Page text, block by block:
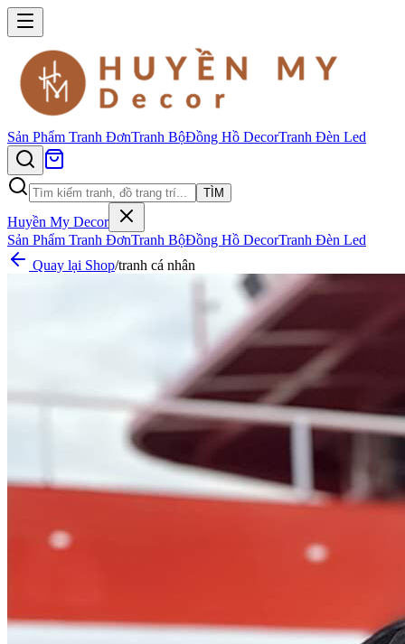
Sản Phẩm Tranh ĐơnTranh BộĐồng Hồ DecorTranh Đèn Led
TÌM
Huyền My Decor
Sản Phẩm Tranh ĐơnTranh BộĐồng Hồ DecorTranh Đèn Led
Quay lại Shop/tranh cá nhân